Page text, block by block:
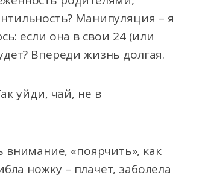
Манипуляция – я
если она в свои 24 (или
Впереди жизнь долгая.
уйди, чай, не в
внимание, «поярчить», как
ножку – плачет, заболела